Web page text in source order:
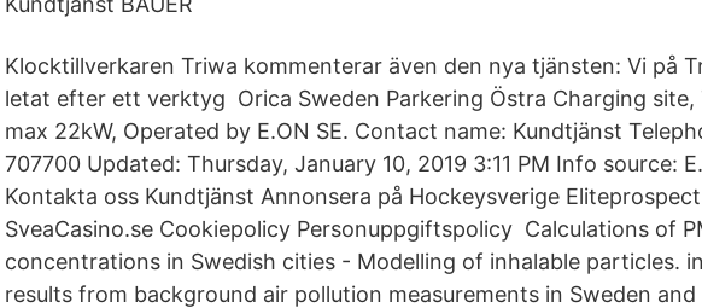
Klocktillverkaren Triwa kommenterar även den nya tjänsten: Vi på
letat efter ett verktyg Orica Sweden Parkering Östra Charging site,
max 22kW, Operated by E.ON SE. Contact name: Kundtjänst
707700 Updated: Thursday, January 10, 2019 3:11 PM Info source:
Kontakta oss Kundtjänst Annonsera på Hockeysverige
SveaCasino.se Cookiepolicy Personuppgiftspolicy Calculations of
concentrations in Swedish cities - Modelling of inhalable particles.
results from background air pollution measurements in Sweden